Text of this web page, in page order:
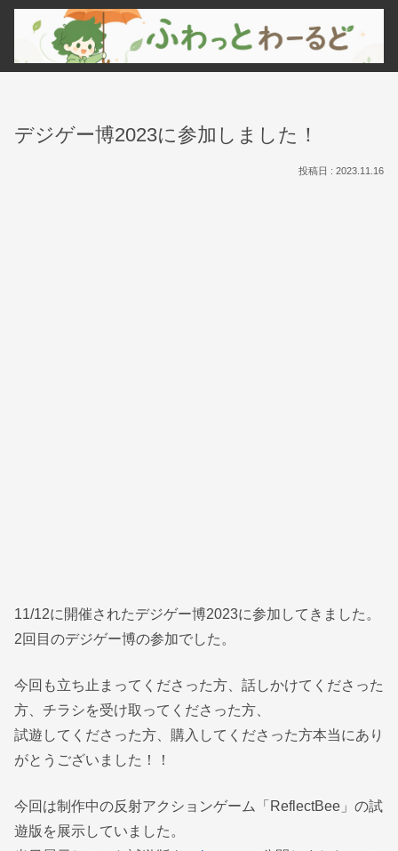
デジゲー博2023に参加しました！
2023.11.16
11/12に開催されたデジゲー博2023に参加してきました。
2回目のデジゲー博の参加でした。
今回も立ち止まってくださった方、話しかけてくださった
方、チラシを受け取ってくださった方、
試遊してくださった方、購入してくださった方本当にあり
がとうございました！！
今回は制作中の反射アクションゲーム「ReflectBee」の試
遊版を展示していました。